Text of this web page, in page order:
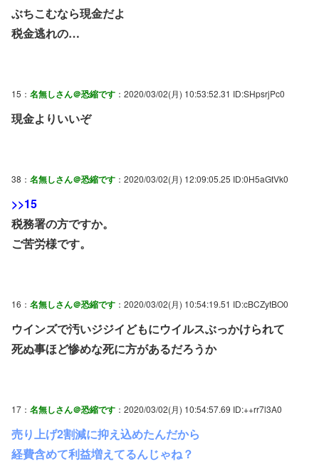
ぶちこむなら現金だよ
税金逃れの…
15： 名無しさん＠恐縮です ：2020/03/02(月) 10:53:52.31 ID:SHpsrjPc0
現金よりいいぞ
38： 名無しさん＠恐縮です ：2020/03/02(月) 12:09:05.25 ID:0H5aGtVk0
>>15
税務署の方ですか。
ご苦労様です。
16： 名無しさん＠恐縮です ：2020/03/02(月) 10:54:19.51 ID:cBCZytBO0
ウインズで汚いジジイどもにウイルスぶっかけられて
死ぬ事ほど惨めな死に方があるだろうか
17： 名無しさん＠恐縮です ：2020/03/02(月) 10:54:57.69 ID:++rr7l3A0
売り上げ2割減に抑え込めたんだから
経費含めて利益増えてるんじゃね？